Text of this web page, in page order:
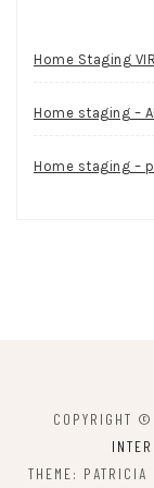
Home Staging
Home staging –
Home staging –
COPYRIGHT
THEME: PATRICIA